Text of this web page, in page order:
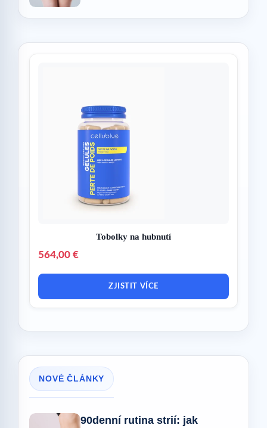
Tobolky na hubnutí
564,00 €
ZJISTIT VÍCE
NOVÉ ČLÁNKY
90denní rutina strií: jak